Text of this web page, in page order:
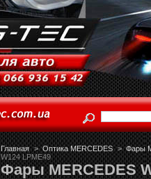
Главная > Оптика MERCEDES > Фары
W124 LPME49
Фары MERCEDES